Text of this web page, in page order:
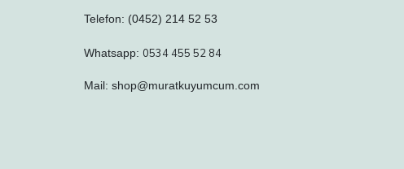
Telefon: (0452) 214 52 53
Whatsapp: 0534 455 52 84
Mail: shop@muratkuyumcum.com